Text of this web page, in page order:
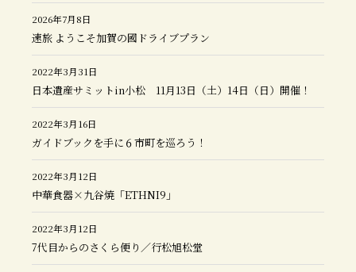
2026年7月8日
速旅 ようこそ加賀の國ドライブプラン
2022年3月31日
日本遺産サミットin小松 11月13日（土）14日（日）開催！
2022年3月16日
ガイドブックを手に６市町を巡ろう！
2022年3月12日
中華食器×九谷焼「ETHNI9」
2022年3月12日
7代目からのさくら便り／行松旭松堂